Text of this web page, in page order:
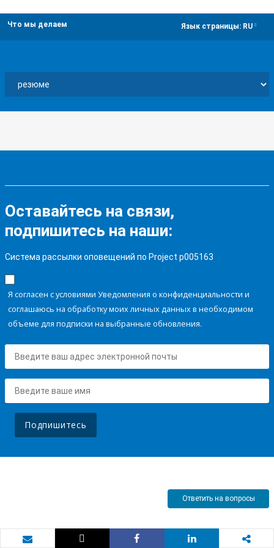
Что мы делаем Язык страницы: RU
Оставайтесь на связи,
подпишитесь на наши:
Система рассылки оповещений по Project p005163
Я согласен с условиями Уведомления о конфиденциальности и
соглашаюсь на обработку моих личных данных в необходимом
объеме для подписки на выбранные обновления.
Подпишитесь
Ответить на вопросы